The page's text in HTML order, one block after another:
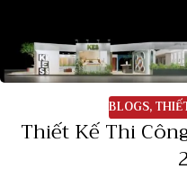
BLOGS,
Thiết Kế Thi